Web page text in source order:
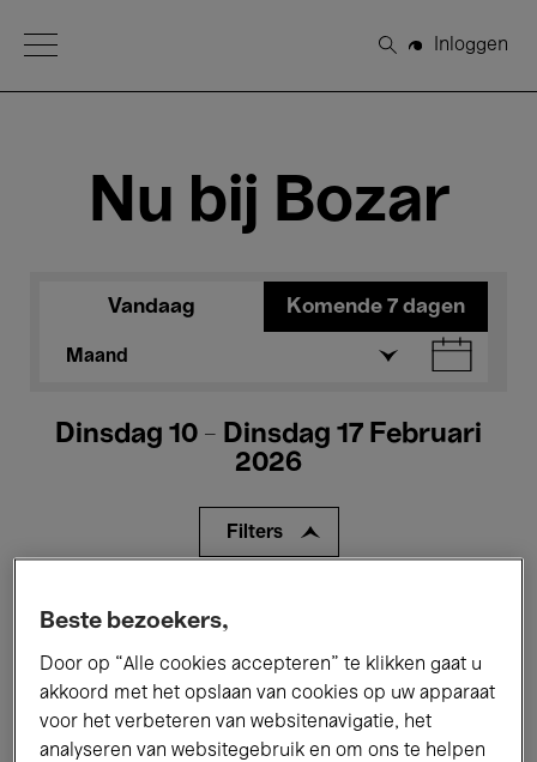
Open Menu
Zoeken
Inloggen
Nu bij Bozar
Vandaag Komende 7 dagen
Maand
Dinsdag 10 - Dinsdag 17 Februari
2026
Filters
Alle evenementen
Tentoonstellingen Films
Performances Lezingen & Debatten
Beste bezoekers,
Door op “Alle cookies accepteren” te klikken gaat u
akkoord met het opslaan van cookies op uw apparaat
voor het verbeteren van websitenavigatie, het
analyseren van websitegebruik en om ons te helpen